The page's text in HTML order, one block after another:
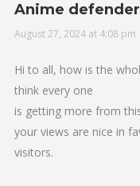
Anime
says:
August 27, 2024 at 4:08 pm
Hi to all, how is the
think every one
is getting more from
your views are nice in
visitors.